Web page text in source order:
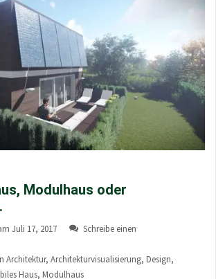
Modulhaus oder
Juli 17, 2017
Schreibe einen
Architektur, Architekturvisualisierung, Design,
Haus, Modulhaus